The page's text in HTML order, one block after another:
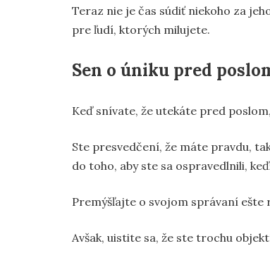
Teraz nie je čas súdiť niekoho za
pre ľudí, ktorých milujete.
Sen o úniku pred
Keď snívate, že utekáte pred
Ste presvedčení, že máte pravdu,
do toho, aby ste sa ospravedlnili,
Premýšľajte o svojom správaní
Avšak, uistite sa, že ste trochu